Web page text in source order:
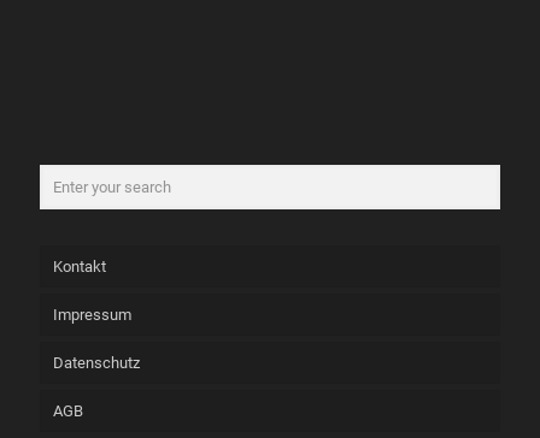
Kontakt
Impressum
Datenschutz
AGB